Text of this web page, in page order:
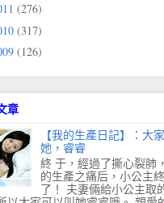
(276)
(317)
(126)
章
【我的生產日記】：大
她，睿睿
終 于，經過了撕心裂肺
的生產之痛后，小公主
了！ 夫妻倆給小公主取